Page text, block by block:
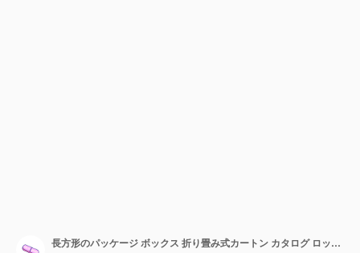
長方形のパッケージ ボックス 折り畳み式カートン カタログ ロック タン ロック サム ノッチ 開いたモックアップ